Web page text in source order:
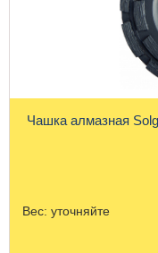
Чашка алмазная
Вес: уточняйте